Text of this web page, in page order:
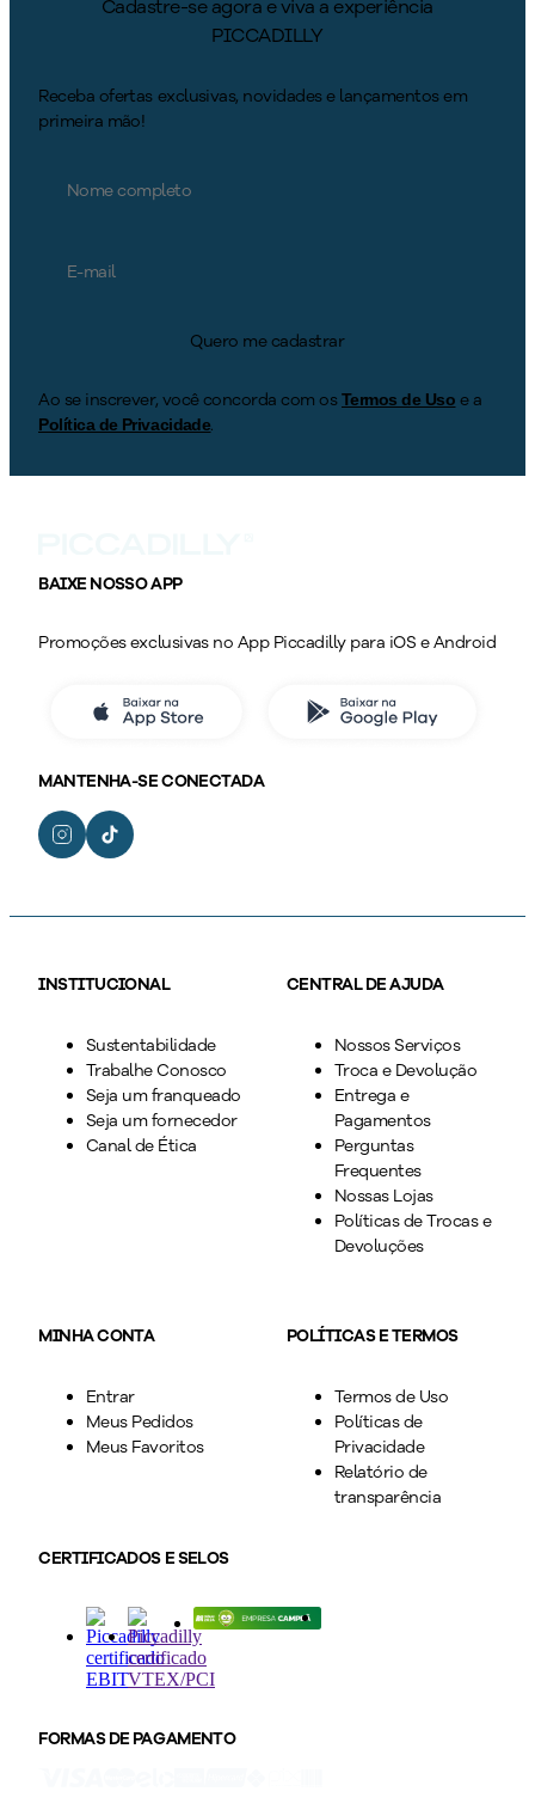
Cadastre-se agora e viva a experiência
PICCADILLY
Receba ofertas exclusivas, novidades e lançamentos em
primeira mão!
Quero me cadastrar
Ao se inscrever, você concorda com osTermos de Uso e a
Política de Privacidade.
BAIXE NOSSO APP
Promoções exclusivas no App Piccadilly para iOS e Android
MANTENHA-SE CONECTADA
INSTITUCIONAL
Sustentabilidade
Trabalhe Conosco
Seja um franqueado
Seja um fornecedor
Canal de Ética
CENTRAL DE AJUDA
Nossos Serviços
Troca e Devolução
Entrega e
Pagamentos
Perguntas
Frequentes
Nossas Lojas
Políticas de Trocas e
Devoluções
MINHA CONTA
Entrar
Meus Pedidos
Meus Favoritos
POLÍTICAS E TERMOS
Termos de Uso
Políticas de
Privacidade
Relatório de
transparência
CERTIFICADOS E SELOS
FORMAS DE PAGAMENTO